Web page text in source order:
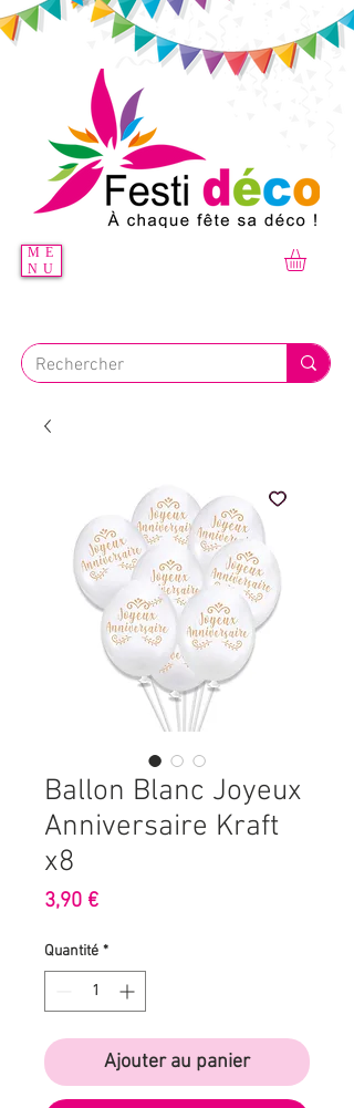
ME
NU
Ballon Blanc Joyeux
Anniversaire Kraft
x8
3,90 €Prix
Quantité *
Ajouter au panier